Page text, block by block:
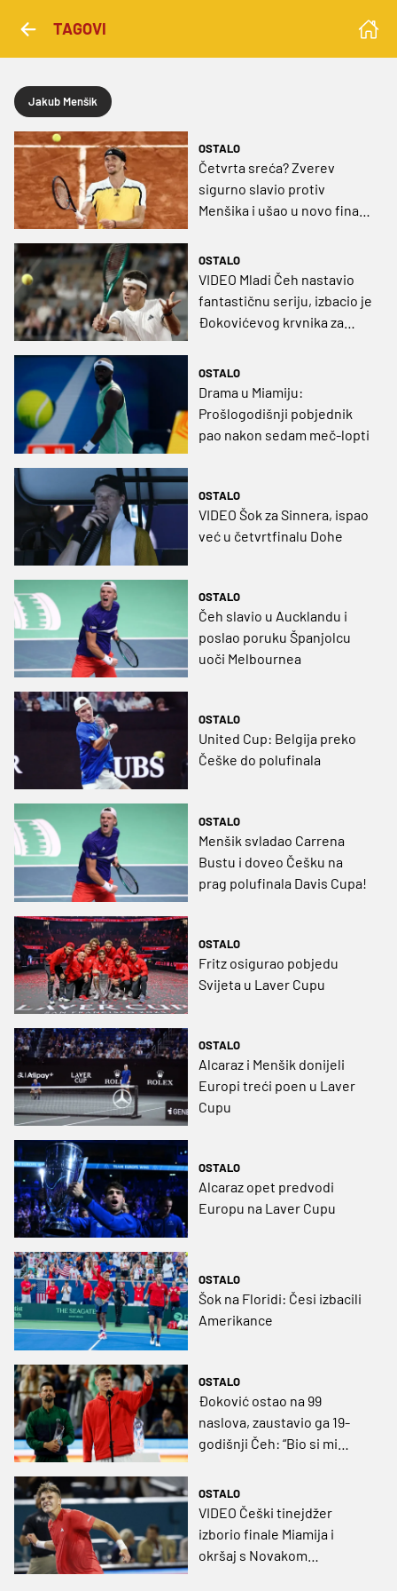
TAGOVI
Jakub Menšik
OSTALO
Četvrta sreća? Zverev
sigurno slavio protiv
Menšika i ušao u novo finale
OSTALO
VIDEO Mladi Čeh nastavio
fantastičnu seriju, izbacio je
Đokovićevog krvnika za
OSTALO
Drama u Miamiju:
Prošlogodišnji pobjednik
pao nakon sedam meč-lopti
OSTALO
VIDEO Šok za Sinnera, ispao
već u četvrtfinalu Dohe
OSTALO
Čeh slavio u Aucklandu i
poslao poruku Španjolcu
uoči Melbournea
OSTALO
United Cup: Belgija preko
Češke do polufinala
OSTALO
Menšik svladao Carrena
Bustu i doveo Češku na
prag polufinala Davis Cupa!
OSTALO
Fritz osigurao pobjedu
Svijeta u Laver Cupu
OSTALO
Alcaraz i Menšik donijeli
Europi treći poen u Laver
Cupu
OSTALO
Alcaraz opet predvodi
Europu na Laver Cupu
OSTALO
Šok na Floridi: Česi izbacili
Amerikance
OSTALO
Đoković ostao na 99
naslova, zaustavio ga 19-
godišnji Čeh: “Bio si mi
OSTALO
VIDEO Češki tinejdžer
izborio finale Miamija i
okršaj s Novakom